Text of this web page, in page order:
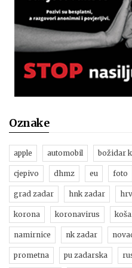
Oznake
apple automobil božidar
cjepivo dhmz eu foto
grad zadar hnk zadar
korona koronavirus
namirnice nk zadar
prometna pu zadarska